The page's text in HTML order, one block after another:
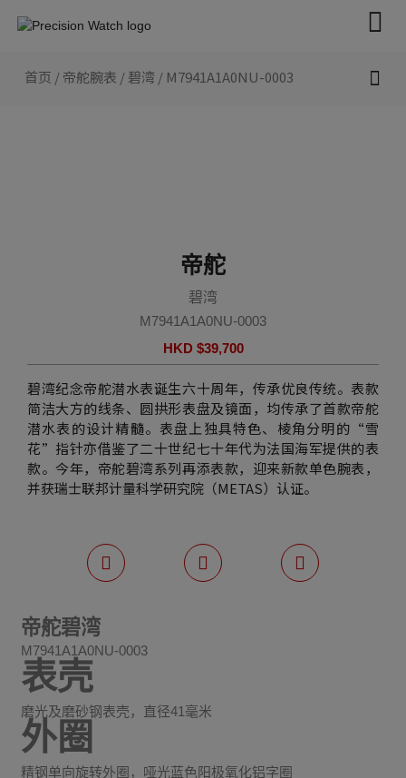
首页 /帝舵腕表 /碧湾 / M7941A1A0NU-0003
帝舵
碧湾
M7941A1A0NU-0003
HKD $39,700
碧湾纪念帝舵潜水表诞生六十周年，传承优良传统。表款
简洁大方的线条、圆拱形表盘及镜面，均传承了首款帝舵
潜水表的设计精髓。表盘上独具特色、棱角分明的“雪
花”指针亦借鉴了二十世纪七十年代为法国海军提供的表
款。今年，帝舵碧湾系列再添表款，迎来新款单色腕表，
并获瑞士联邦计量科学研究院（METAS）认证。
帝舵碧湾
M7941A1A0NU-0003
表壳
磨光及磨砂钢表壳，直径41毫米
外圈
精钢单向旋转外圈，哑光蓝色阳极氧化铝字圈